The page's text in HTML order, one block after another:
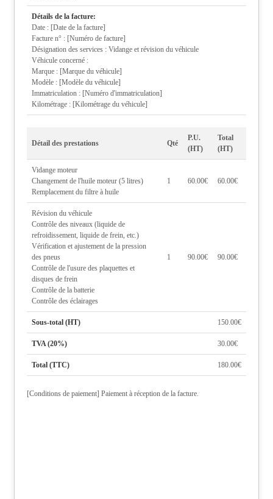
Détails de la facture:
Date : [Date de la facture]
Facture n° : [Numéro de facture]
Désignation des services : Vidange et révision du véhicule
Véhicule concerné :
Marque : [Marque du véhicule]
Modèle : [Modèle du véhicule]
Immatriculation : [Numéro d'immatriculation]
Kilométrage : [Kilométrage du véhicule]
Détail des prestations Qté
P.U.
(HT)
Total
(HT)
Vidange moteur
Changement de l'huile moteur (5 litres)
Remplacement du filtre à huile
1 60.00€ 60.00€
Révision du véhicule
Contrôle des niveaux (liquide de
refroidissement, liquide de frein, etc.)
Vérification et ajustement de la pression
des pneus
Contrôle de l'usure des plaquettes et
disques de frein
Contrôle de la batterie
Contrôle des éclairages
1 90.00€ 90.00€
Sous-total (HT) 150.00€
TVA (20%) 30.00€
Total (TTC) 180.00€
[Conditions de paiement] Paiement à réception de la facture.